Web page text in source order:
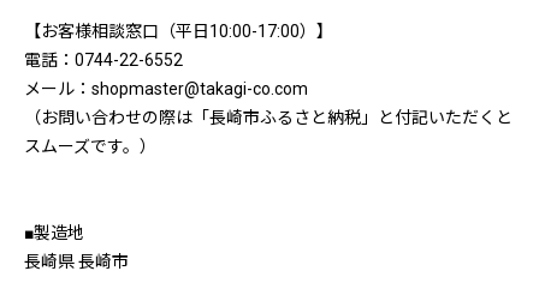
【お客様相談窓口（平日10:00-17:00）】
電話：0744-22-6552
メール：shopmaster@takagi-co.com
（お問い合わせの際は「長崎市ふるさと納税」と付記いただくと
スムーズです。）
■製造地
長崎県 長崎市